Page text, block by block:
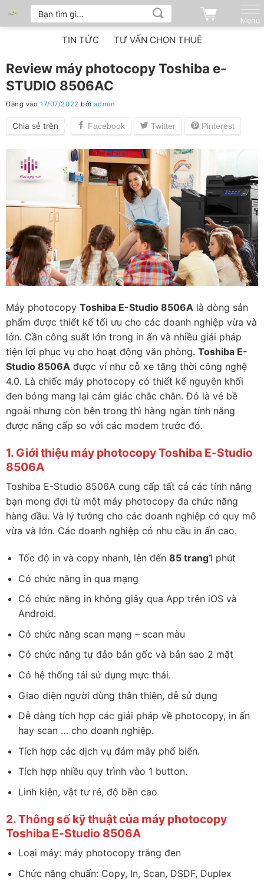
Tìm
kiếm:
TIN TỨC TƯ VẤN CHỌN THUÊ
Review máy photocopy Toshiba e-
STUDIO 8506AC
Đăng vào17/07/2022 bởiadmin
Chia sẻ trên
Máy photocopy Toshiba E-Studio 8506A là dòng sản
phẩm được thiết kế tối ưu cho các doanh nghiệp vừa và
lớn. Cần công suất lớn trong in ấn và nhiều giải pháp
tiện lợi phục vụ cho hoạt động văn phòng. Toshiba E-
Studio 8506A được ví như cỗ xe tăng thời công nghệ
4.0. Là chiếc máy photocopy có thiết kế nguyên khối
đen bóng mang lại cảm giác chắc chắn. Đó là vẻ bề
ngoài nhưng còn bên trong thì hàng ngàn tính năng
được nâng cấp so với các modem trước đó.
1. Giới thiệu máy photocopy Toshiba E-Studio
8506A
Toshiba E-Studio 8506A cung cấp tất cả các tính năng
bạn mong đợi từ một máy photocopy đa chức năng
hàng đầu. Và lý tưởng cho các doanh nghiệp có quy mô
vừa và lớn. Các doanh nghiệp có nhu cầu in ấn cao.
Tốc độ in và copy nhanh, lên đến 85 trang1 phút
Có chức năng in qua mạng
Có chức năng in không giây qua App trên iOS và
Android.
Có chức năng scan mạng – scan màu
Có chức năng tự đảo bản gốc và bản sao 2 mặt
Có hệ thống tái sử dụng mực thải.
Giao diện người dùng thân thiện, dễ sử dụng
Dễ dàng tích hợp các giải pháp về photocopy, in ấn
hay scan … cho doanh nghiệp.
Tích hợp các dịch vụ đám mây phổ biến.
Tích hợp nhiều quy trình vào 1 button.
Linh kiện, vật tư rẻ, độ bền cao
2. Thông số kỹ thuật của máy photocopy
Toshiba E-Studio 8506A
Loại máy: máy photocopy trắng đen
Chức năng chuẩn: Copy, In, Scan, DSDF, Duplex